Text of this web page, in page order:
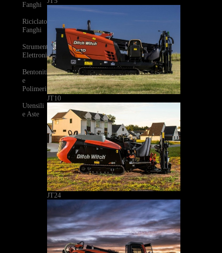
Fanghi
Riciclatori
Fanghi
Strumenti
Elettronici
Bentoniti
e
Polimeri
Utensili
e Aste
JT10
JT24